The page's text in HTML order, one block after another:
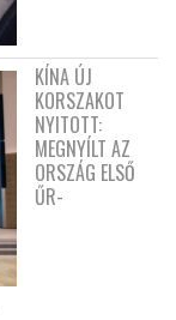
KÍNA ÚJ
KORSZAKOT
NYITOTT:
MEGNYÍLT AZ
ORSZÁG ELSŐ
ŰR-